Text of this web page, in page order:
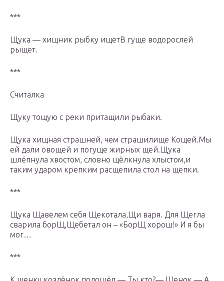
***
Щука — хищник рыбку ищетВ гуще водорослей
рыщет.
***
Считалка
Щуку тощую с реки притащили рыбаки.
Щука хищная страшней, чем страшилище Кощей.Мы
ей дали овощей и погуще жирных щей.Щука
шлёпнула хвостом, словно щёлкнула хлыстом,и
таким ударом крепким расщепила стол на щепки.
***
Щука Щавелем себя Щекотала,Щи варя. Для Щегла
сварила борЩ,Щебетал он – «БорЩ хорош!» И я бы
мог…
***